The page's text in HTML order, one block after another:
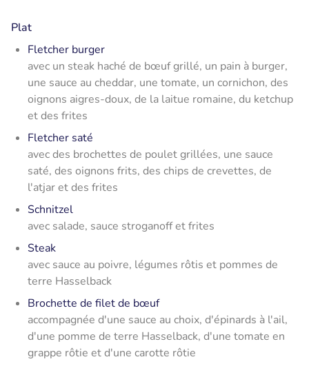
Plat
Fletcher burger
avec un steak haché de bœuf grillé, un pain à burger,
une sauce au cheddar, une tomate, un cornichon, des
oignons aigres-doux, de la laitue romaine, du ketchup
et des frites
Fletcher saté
avec des brochettes de poulet grillées, une sauce
saté, des oignons frits, des chips de crevettes, de
l'atjar et des frites
Schnitzel
avec salade, sauce stroganoff et frites
Steak
avec sauce au poivre, légumes rôtis et pommes de
terre Hasselback
Brochette de filet de bœuf
accompagnée d'une sauce au choix, d'épinards à l'ail,
d'une pomme de terre Hasselback, d'une tomate en
grappe rôtie et d'une carotte rôtie